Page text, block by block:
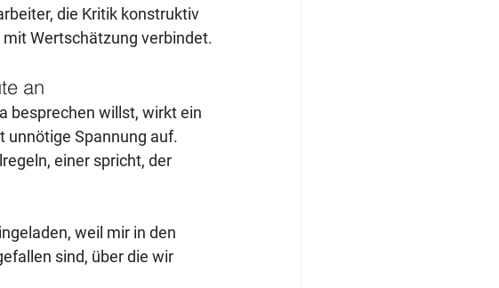
die Kritik konstruktiv
Wertschätzung verbindet.
an
besprechen willst, wirkt ein
unnötige Spannung auf.
einer spricht, der
weil mir in den
sind, über die wir